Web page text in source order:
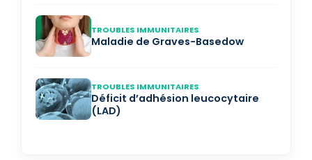
TROUBLES IMMUNITAIRES
Maladie de Graves-Basedow
TROUBLES IMMUNITAIRES
Déficit d’adhésion leucocytaire
(LAD)